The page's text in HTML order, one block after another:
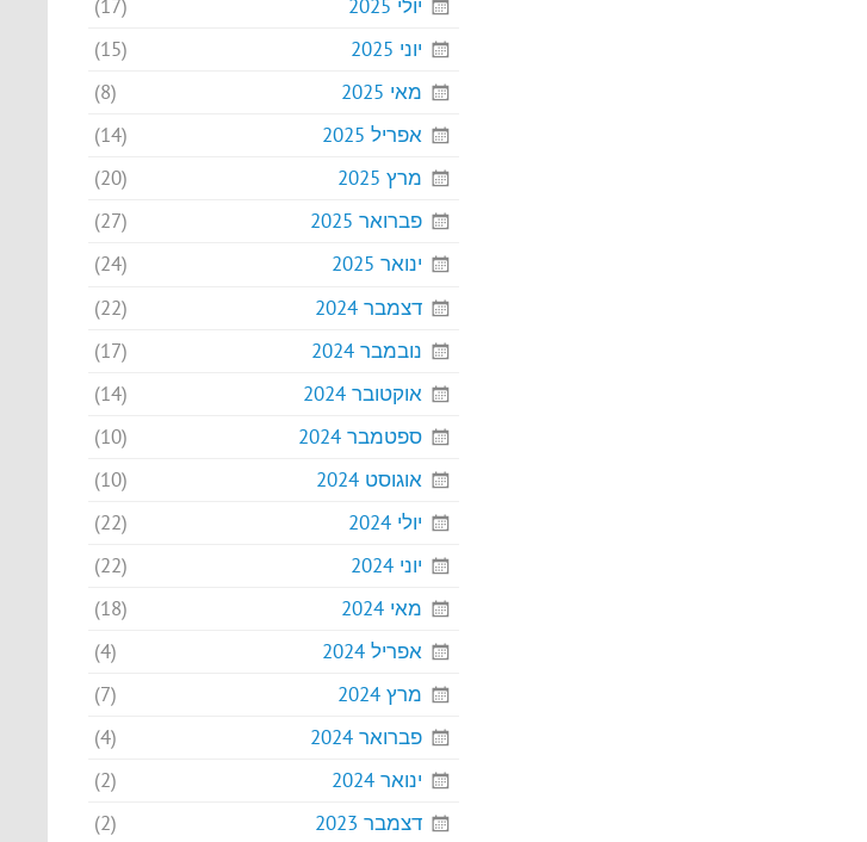
יולי 2025
(17)
יוני 2025
(15)
מאי 2025
(8)
אפריל 2025
(14)
מרץ 2025
(20)
פברואר 2025
(27)
ינואר 2025
(24)
דצמבר 2024
(22)
נובמבר 2024
(17)
אוקטובר 2024
(14)
ספטמבר 2024
(10)
אוגוסט 2024
(10)
יולי 2024
(22)
יוני 2024
(22)
מאי 2024
(18)
אפריל 2024
(4)
מרץ 2024
(7)
פברואר 2024
(4)
ינואר 2024
(2)
דצמבר 2023
(2)